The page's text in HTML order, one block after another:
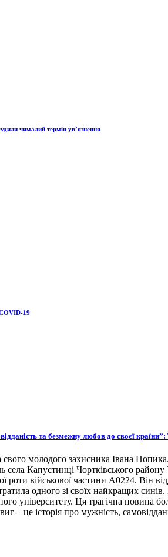
чималий термін ув’язнення
19
та безмежну любов до своєї
молодого захисника Івана
села Капустинці Чортківського
роти військової частини А0224. Він
одного зі своїх найкращих
університету. Ця трагічна новина
– це історія про мужність,